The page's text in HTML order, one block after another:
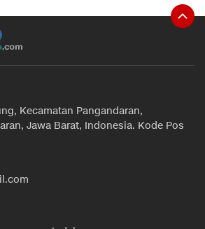
Kecamatan Pangandaran,
Jawa Barat, Indonesia. Kode Pos